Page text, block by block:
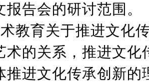
报告会的研讨范围。
教育关于推进文化
术的关系，推进文
推进文化传承创新